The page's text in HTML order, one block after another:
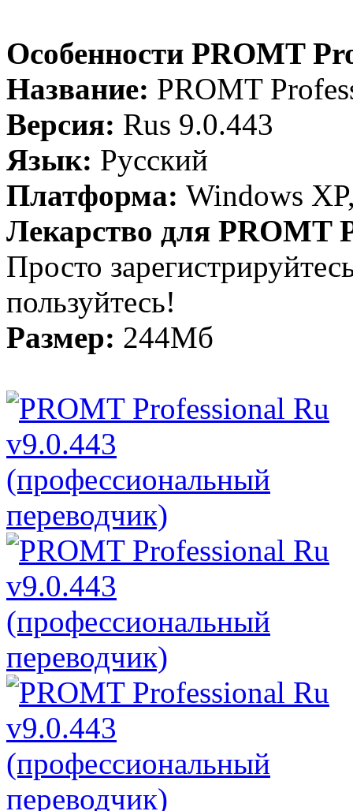
Особенности PROMT
Название: PROMT
Версия: Rus 9.0.443
Язык: Русский
Платформа: Windows
Лекарство для PROMT
Просто
пользуйтесь!
Размер: 244Мб